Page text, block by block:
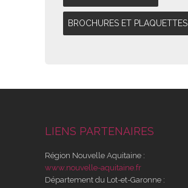
BROCHURES ET PLAQUETTES
LIENS PARTENAIRES
Région Nouvelle Aquitaine :
www.nouvelle-aquitaine.fr
Département du Lot-et-Garonne :